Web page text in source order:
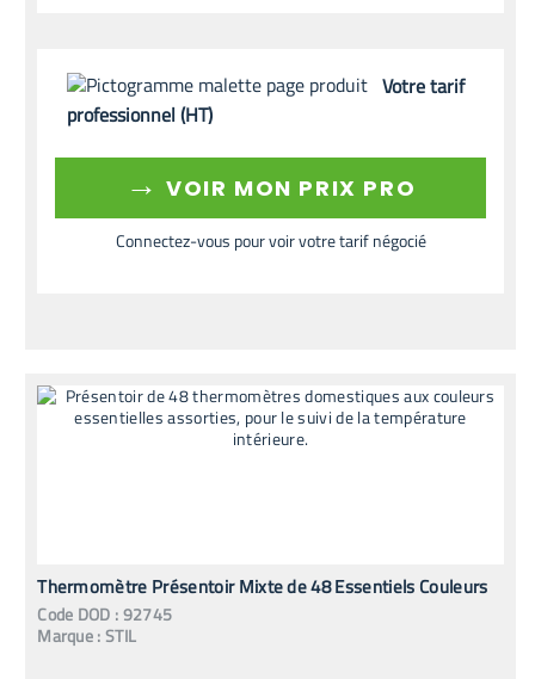
Votre tarif
professionnel (HT)
→ VOIR MON PRIX PRO
Connectez-vous pour voir votre tarif négocié
Thermomètre Présentoir Mixte de 48 Essentiels Couleurs
Code DOD :92745
Marque :STIL